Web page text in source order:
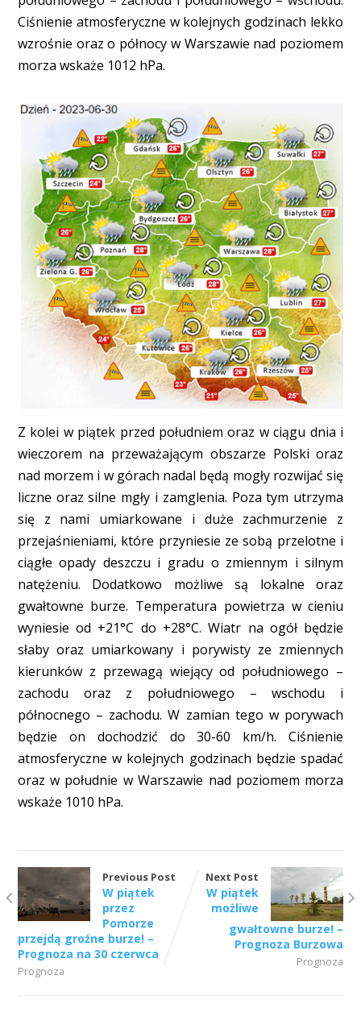
Ciśnienie atmosferyczne w kolejnych godzinach lekko
wzrośnie oraz o północy w Warszawie nad poziomem
morza wskaże 1012 hPa.
Z kolei w piątek przed południem oraz w ciągu dnia i
wieczorem na przeważającym obszarze Polski oraz
nad morzem i w górach nadal będą mogły rozwijać się
liczne oraz silne mgły i zamglenia. Poza tym utrzyma
się z nami umiarkowane i duże zachmurzenie z
przejaśnieniami, które przyniesie ze sobą przelotne i
ciągłe opady deszczu i gradu o zmiennym i silnym
natężeniu. Dodatkowo możliwe są lokalne oraz
gwałtowne burze. Temperatura powietrza w cieniu
wyniesie od +21°C do +28°C. Wiatr na ogół będzie
słaby oraz umiarkowany i porywisty ze zmiennych
kierunków z przewagą wiejący od południowego –
zachodu oraz z południowego – wschodu i
północnego – zachodu. W zamian tego w porywach
będzie on dochodzić do 30-60 km/h. Ciśnienie
atmosferyczne w kolejnych godzinach będzie spadać
oraz w południe w Warszawie nad poziomem morza
wskaże 1010 hPa.
Previous Post
W piątek
przez
Pomorze
przejdą groźne burze! –
Prognoza na 30 czerwca
Prognoza
Next Post
W piątek
możliwe
gwałtowne burze! –
Prognoza Burzowa
Prognoza